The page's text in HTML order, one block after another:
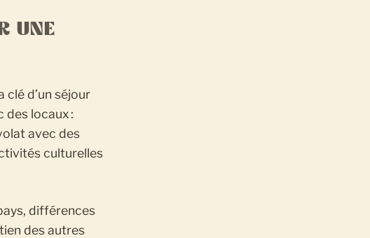
UNE
clé d’un séjour
des locaux :
avec des
culturelles
différences
des autres